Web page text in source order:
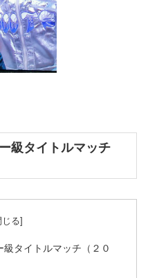
級タイトルマッチ
級タイトルマッチ（２０